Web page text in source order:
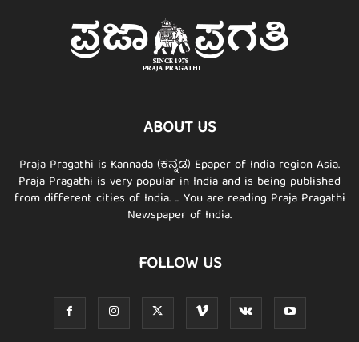
ABOUT US
Praja Pragathi is Kannada (ಕನ್ನಡ) Epaper of India region Asia.
Praja Pragathi is very popular in India and is being published
from different cities of India. ... You are reading Praja Pragathi
Newspaper of India.
FOLLOW US